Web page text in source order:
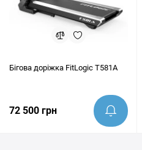
Бігова доріжка FitLogic T581A
72 500 грн